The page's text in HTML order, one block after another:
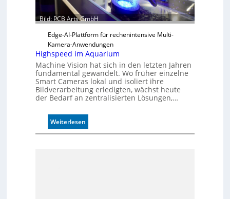
Bild: PCB Arts GmbH
Edge-AI-Plattform für rechenintensive Multi-
Kamera-Anwendungen
Highspeed im Aquarium
Machine Vision hat sich in den letzten Jahren
fundamental gewandelt. Wo früher einzelne
Smart Cameras lokal und isoliert ihre
Bildverarbeitung erledigten, wächst heute
der Bedarf an zentralisierten Lösungen,…
Weiterlesen
H